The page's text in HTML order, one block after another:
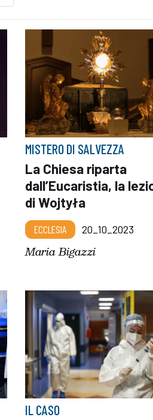
MISTERO DI SALVEZZA
La Chiesa riparta
dall’Eucaristia, la
di Wojtyła
ECCLESIA 20_10_2023
Maria Bigazzi
IL CASO